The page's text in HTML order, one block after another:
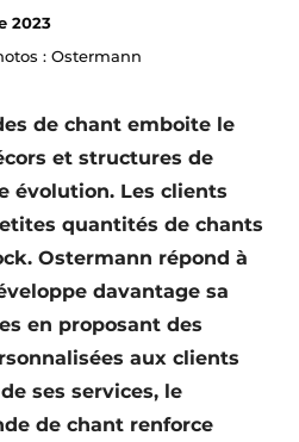
2023
: Ostermann
de chant emboite le
et structures de
évolution. Les clients
quantités de chants
Ostermann répond à
davantage sa
en proposant des
aux clients
ses services, le
de chant renforce